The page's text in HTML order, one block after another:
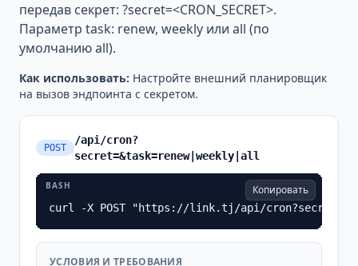
передав секрет: ?secret=<CRON_SECRET>.
Параметр task: renew, weekly или all (по
умолчанию all).
Как использовать: Настройте внешний планировщик
на вызов эндпоинта с секретом.
POST
/api/cron?
secret=&task=renew|weekly|all
BASH Копировать
curl -X POST "https://link.tj/api/
УСЛОВИЯ И ТРЕБОВАНИЯ